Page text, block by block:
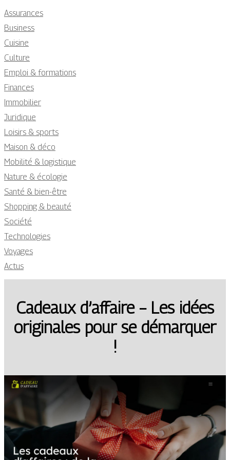
Assurances
Business
Cuisine
Culture
Emploi & formations
Finances
Immobilier
Juridique
Loisirs & sports
Maison & déco
Mobilité & logistique
Nature & écologie
Santé & bien-être
Shopping & beauté
Société
Technologies
Voyages
Actus
Cadeaux d’affaire – Les idées
originales pour se démarquer
!